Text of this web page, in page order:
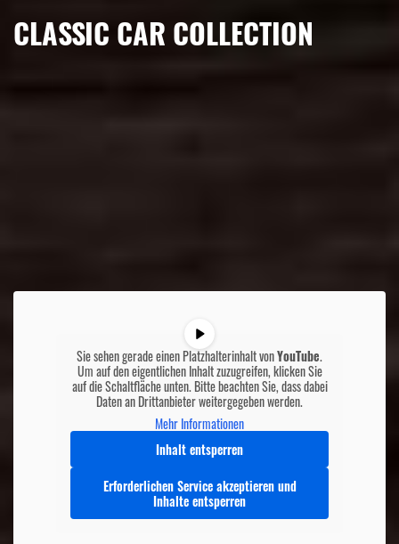
CLASSIC CAR COLLECTION
Sie sehen gerade einen Platzhalterinhalt vonYouTube.
Um auf den eigentlichen Inhalt zuzugreifen, klicken Sie
auf die Schaltfläche unten. Bitte beachten Sie, dass dabei
Daten an Drittanbieter weitergegeben werden.
Mehr Informationen
Inhalt entsperren
Erforderlichen Service akzeptieren und
Inhalte entsperren